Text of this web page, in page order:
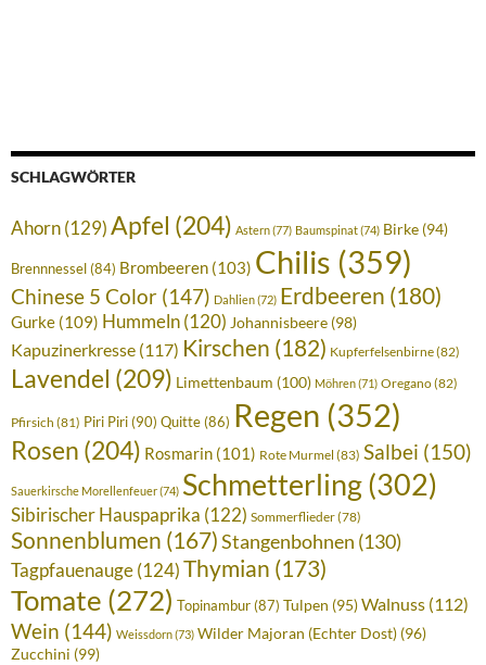
SCHLAGWÖRTER
Ahorn(129)Apfel (204) Astern(77) Baumspinat(74) Birke (94)
Brennnessel (84) Brombeeren (103) Chilis (359)
Chinese 5 Color (147) Dahlien(72) Erdbeeren (180)
Gurke (109) Hummeln (120) Johannisbeere (98)
Kapuzinerkresse (117) Kirschen (182) Kupferfelsenbirne(82)
Lavendel (209) Limettenbaum (100) Möhren(71) Oregano(82)
Pfirsich (81) Piri Piri(90) Quitte(86) Regen (352)
Rosen (204) Rosmarin (101) Rote Murmel (83) Salbei (150)
Sauerkirsche Morellenfeuer(74) Schmetterling(302)
Sibirischer Hauspaprika (122) Sommerflieder(78)
Sonnenblumen (167)Stangenbohnen (130)
Tagpfauenauge(124)Thymian (173)
Tomate (272) Topinambur(87) Tulpen (95)Walnuss (112)
Wein (144) Weissdorn(73) Wilder Majoran (Echter Dost) (96)
Zucchini (99)